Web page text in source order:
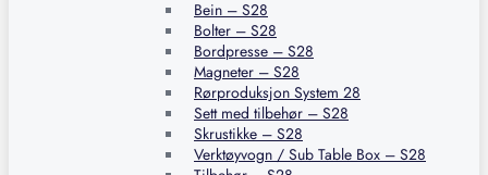
Bein – S28
Bolter – S28
Bordpresse – S28
Magneter – S28
Rørproduksjon System 28
Sett med tilbehør – S28
Skrustikke – S28
Verktøyvogn / Sub Table Box – S28